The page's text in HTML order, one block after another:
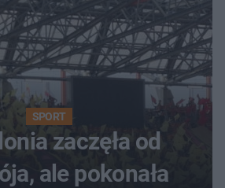
SPORT
zaczęła od
ale pokonała